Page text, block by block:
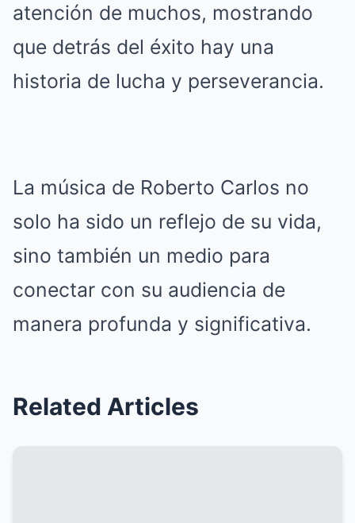
atención de muchos, mostrando
que detrás del éxito hay una
historia de lucha y perseverancia.
La música de Roberto Carlos no
solo ha sido un reflejo de su vida,
sino también un medio para
conectar con su audiencia de
manera profunda y significativa.
Related Articles